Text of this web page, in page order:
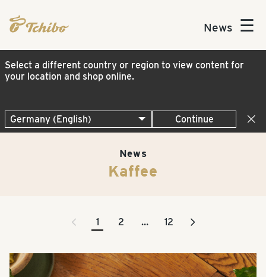
News ☰
Select a different country or region to view content for
your location and shop online.
Continue
News
Kaffee
< 1 2 … 12 >